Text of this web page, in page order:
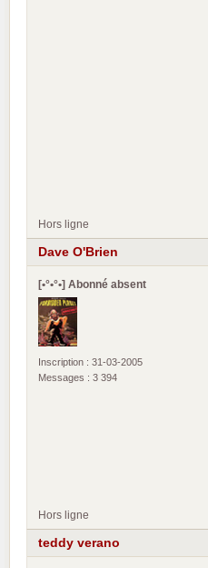
Hors ligne
Dave O'Brien
[•°•°•] Abonné absent
Inscription : 31-03-2005
Messages : 3 394
Hors ligne
teddy verano